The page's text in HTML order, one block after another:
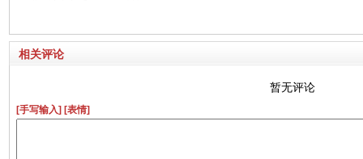
相关评论
暂无评论
[手写输入] [表情]